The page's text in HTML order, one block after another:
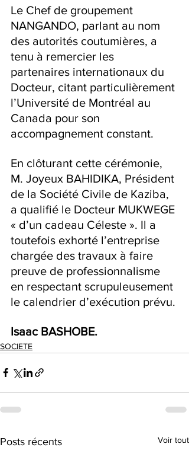
Le Chef de groupement
NANGANDO, parlant au nom
des autorités coutumières, a
tenu à remercier les
partenaires internationaux du
Docteur, citant particulièrement
l’Université de Montréal au
Canada pour son
accompagnement constant.
‎En clôturant cette cérémonie,
M. Joyeux BAHIDIKA, Président
de la Société Civile de Kaziba,
a qualifié le Docteur MUKWEGE
« d’un cadeau Céleste ». Il a
toutefois exhorté l’entreprise
chargée des travaux à faire
preuve de professionnalisme
en respectant scrupuleusement
le calendrier d’exécution prévu.
Isaac BASHOBE.
SOCIETE
Posts récents Voir tout